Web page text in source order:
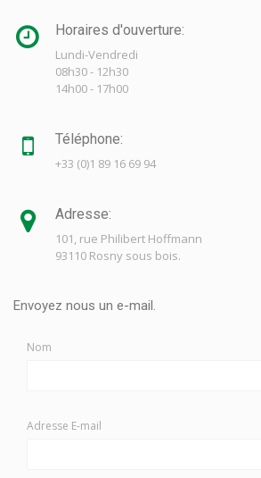
Horaires d'ouverture:
Lundi-Vendredi
08h30 - 12h30
14h00 - 17h00
Téléphone:
+33 (0)1 89 16 69 94
Adresse:
101, rue Philibert Hoffmann
93110 Rosny sous bois.
Envoyez nous un e-mail.
Nom
Adresse E-mail